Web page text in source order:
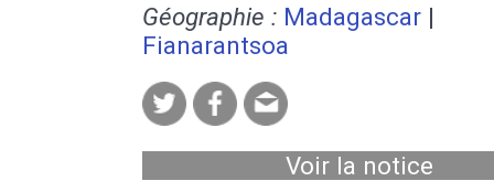
Géographie : Madagascar |
Fianarantsoa
Voir la notice